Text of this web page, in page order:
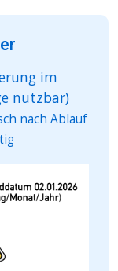
im
nutzbar)
nach Ablauf